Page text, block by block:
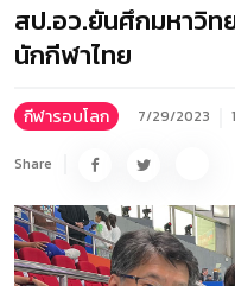
สป.อว.ยันศึกมหาวิท
นักกีฬาไทย
กีฬารอบโลก 7/29/2023
Share